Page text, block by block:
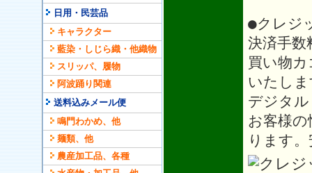
日用・民芸品
キャラクター
藍染・しじら織・他織物
スリッパ、履物
阿波踊り関連
送料込みメール便
鳴門わかめ、他
麺類、他
農産加工品、各種
●クレジ
決済手数
買い物
いたし
デジタ
お客様
ります